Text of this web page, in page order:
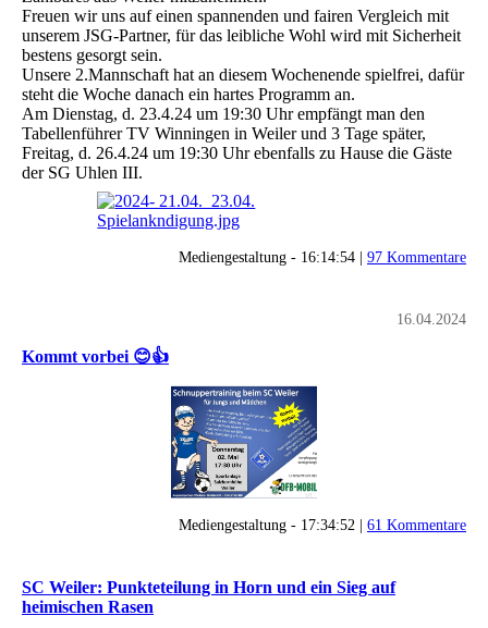
Freuen wir uns auf einen spannenden und fairen Vergleich mit
unserem JSG-Partner, für das leibliche Wohl wird mit Sicherheit
bestens gesorgt sein.
Unsere 2.Mannschaft hat an diesem Wochenende spielfrei, dafür
steht die Woche danach ein hartes Programm an.
Am Dienstag, d. 23.4.24 um 19:30 Uhr empfängt man den
Tabellenführer TV Winningen in Weiler und 3 Tage später,
Freitag, d. 26.4.24 um 19:30 Uhr ebenfalls zu Hause die Gäste
der SG Uhlen III.
Mediengestaltung - 16:14:54 | 97 Kommentare
16.04.2024
Kommt vorbei 😊👍
Mediengestaltung - 17:34:52 | 61 Kommentare
SC Weiler: Punkteteilung in Horn und ein Sieg auf
heimischen Rasen